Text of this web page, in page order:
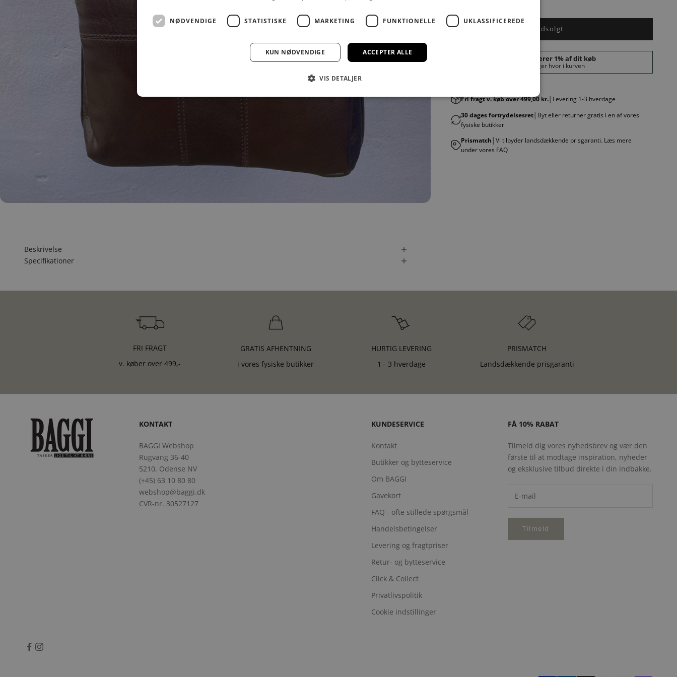
Udsolgt
Fri fragt v. køb over 499,00 kr. │Levering 1-3 hverdage
30 dages fortrydelsesret │Byt eller returner gratis i en af vores
fysiske butikker
Prismatch │Vi tilbyder landsdækkende prisgaranti. Læs mere
under vores FAQ
Beskrivelse
Specifikationer
FRI FRAGT
v. køber over 499,-
GRATIS AFHENTNING
i vores fysiske butikker
HURTIG LEVERING
1 - 3 hverdage
PRISMATCH
Landsdækkende prisgaranti
KONTAKT
BAGGI Webshop
Rugvang 36-40
5210, Odense NV
(+45) 63 10 80 80
webshop@baggi.dk
CVR-nr. 30527127
KUNDESERVICE
Kontakt
Butikker og bytteservice
Om BAGGI
Gavekort
FAQ - ofte stillede spørgsmål
Handelsbetingelser
Levering og fragtpriser
Retur- og bytteservice
Click & Collect
Privatlivspolitik
Cookie indstillinger
FÅ 10% RABAT
Tilmeld dig vores nyhedsbrev og vær den
første til at modtage inspiration, nyheder
og eksklusive tilbud direkte i din indbakke.
Tilmeld
NØDVENDIGE STATISTISKE MARKETING FUNKTIONELLE UKLASSIFICEREDE
ACCEPTER ALLE
KUN NØDVENDIGE
VIS DETALJER